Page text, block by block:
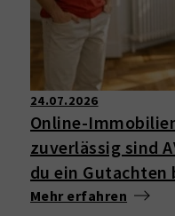
24.07.2026
Online-
zuverlässig sind
du ein Gutachten
Mehr erfahren